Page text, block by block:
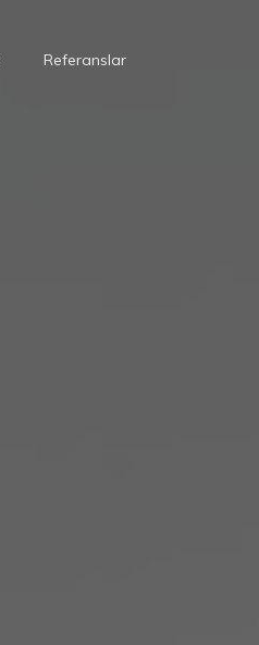
Referanslar